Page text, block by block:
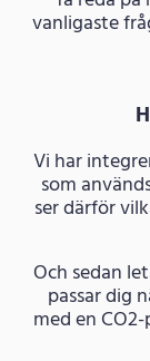
vanligaste
Vi har
som
ser därför
Och sedan
passar dig
med en